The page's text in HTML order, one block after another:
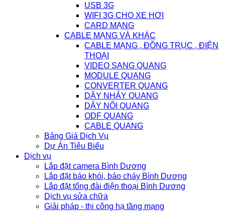
USB 3G
WIFI 3G CHO XE HƠI
CARD MẠNG
CABLE MẠNG VÀ KHÁC
CABLE MẠNG , ĐỒNG TRỤC , ĐIỆN
THOẠI
VIDEO SANG QUANG
MODULE QUANG
CONVERTER QUANG
DÂY NHẢY QUANG
DÂY NỐI QUANG
ODF QUANG
CABLE QUANG
Bảng Giá Dịch Vụ
Dự Án Tiêu Biểu
Dịch vụ
Lắp đặt camera Bình Dương
Lắp đặt báo khói, báo cháy Bình Dương
Lắp đặt tổng đài điện thoại Bình Dương
Dịch vụ sửa chữa
Giải pháp - thi công hạ tầng mạng